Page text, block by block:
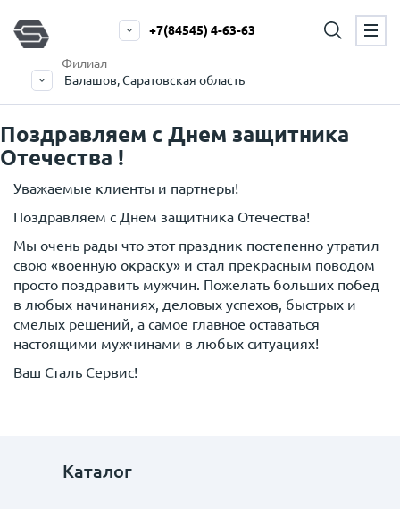
Филиал
Балашов, Саратовская область
+7(84545) 4-63-63
Поздравляем с Днем защитника
Отечества !
Уважаемые клиенты и партнеры!
Поздравляем с Днем защитника Отечества!
Мы очень рады что этот праздник постепенно утратил
свою «военную окраску» и стал прекрасным поводом
просто поздравить мужчин. Пожелать больших побед
в любых начинаниях, деловых успехов, быстрых и
смелых решений, а самое главное оставаться
настоящими мужчинами в любых ситуациях!
Ваш Сталь Сервис!
Каталог